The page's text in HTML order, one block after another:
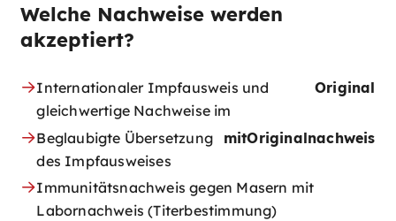
Welche Nachweise werden
akzeptiert?
Internationaler Impfausweis und
gleichwertige Nachweise im
Original
Beglaubigte Übersetzung
des Impfausweises
mitOriginalnachweis
Immunitätsnachweis gegen Masern mit
Labornachweis (Titerbestimmung)